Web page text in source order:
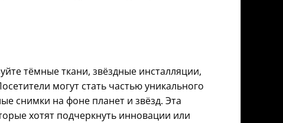
тёмные ткани, звёздные инсталляции,
могут стать частью уникального
снимки на фоне планет и звёзд. Эта
хотят подчеркнуть инновации или